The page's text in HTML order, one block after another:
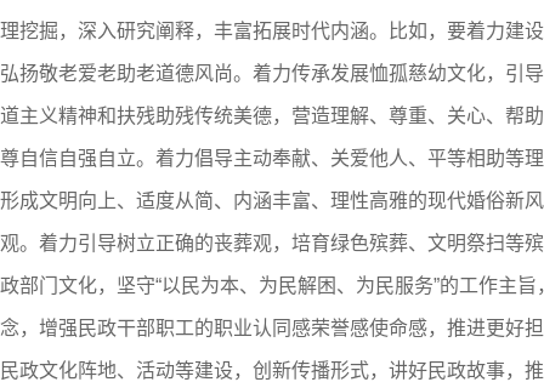
理挖掘，深入研究阐释，丰富拓展时代内涵。比如，要着力建
弘扬敬老爱老助老道德风尚。着力传承发展恤孤慈幼文化，引
道主义精神和扶残助残传统美德，营造理解、尊重、关心、帮
尊自信自强自立。着力倡导主动奉献、关爱他人、平等相助等
形成文明向上、适度从简、内涵丰富、理性高雅的现代婚俗新
观。着力引导树立正确的丧葬观，培育绿色殡葬、文明祭扫等
政部门文化，坚守“以民为本、为民解困、为民服务”的工作主
念，增强民政干部职工的职业认同感荣誉感使命感，推进更好
民政文化阵地、活动等建设，创新传播形式，讲好民政故事，